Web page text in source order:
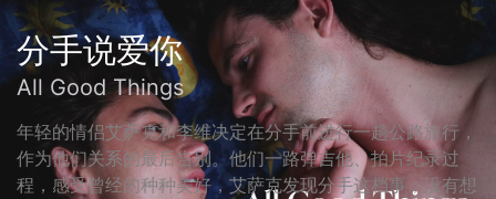
分手说爱你
All Good Things
年轻的情侣艾萨克和李维决定在分手前进行一趟公路旅行，
作为他们关系的最后告别。他们一路弹吉他、拍片纪录过
程，感受曾经的种种美好，艾萨克发现分手这档事，没有想